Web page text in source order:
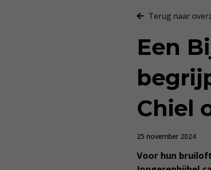
Terug naar
Een
Chiel
25 november 2024
Voor hun